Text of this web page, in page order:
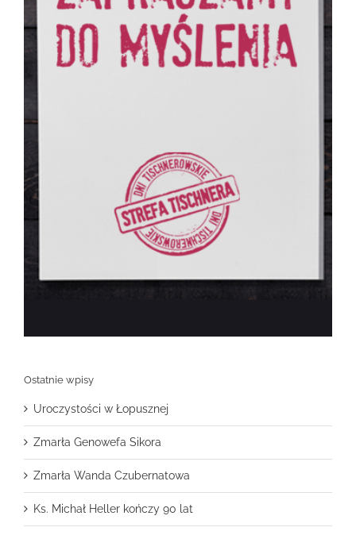
Ostatnie wpisy
Uroczystości w Łopusznej
Zmarła Genowefa Sikora
Zmarła Wanda Czubernatowa
Ks. Michał Heller kończy 90 lat